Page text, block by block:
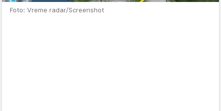
Foto: Vreme radar/Screenshot